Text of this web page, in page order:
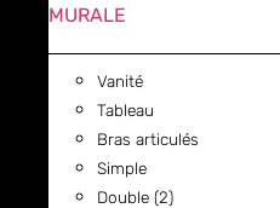
MURALE
Vanité
Tableau
Bras articulés
Simple
Double (2)